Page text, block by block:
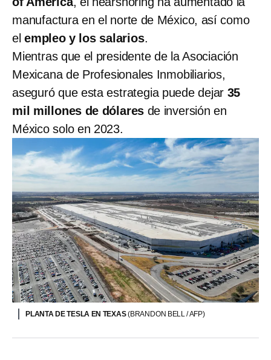
manufactura en el norte de México, así como
el empleo y los salarios.
Mientras que el presidente de la Asociación
Mexicana de Profesionales Inmobiliarios,
aseguró que esta estrategia puede dejar 35
mil millones de dólares de inversión en
México solo en 2023.
PLANTA DE TESLA EN TEXAS(BRANDON BELL / AFP)